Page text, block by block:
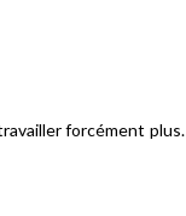
forcément plus.